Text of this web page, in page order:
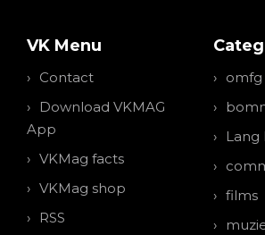
VK Menu
Contact
Download VKMAG
App
VKMag facts
VKMag shop
RSS
omfg
Lang
films